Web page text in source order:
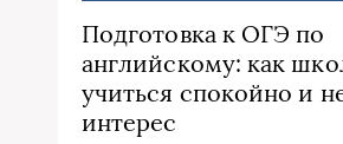
Подготовка к ОГЭ по
английскому: как
учиться спокойно и
интерес